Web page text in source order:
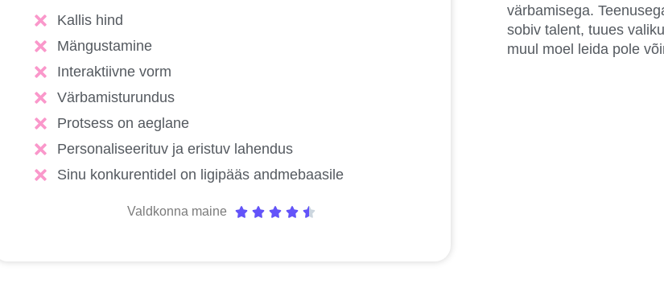
Kallis hind
Mängustamine
Interaktiivne vorm
Värbamisturundus
Protsess on aeglane
Personaliseerituv ja eristuv lahendus
Sinu konkurentidel on ligipääs andmebaasile
Valdkonna maine     
värbamisega.
sobiv talent, tuues
muul moel leida pole